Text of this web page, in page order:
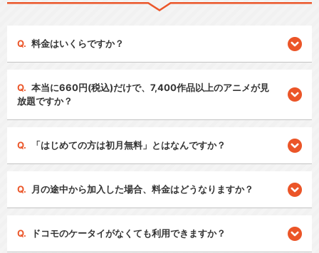
料金はいくらですか？
本当に660円(税込)だけで、7,400作品以上のアニメが見
放題ですか？
「はじめての方は初月無料」とはなんですか？
月の途中から加入した場合、料金はどうなりますか？
ドコモのケータイがなくても利用できますか？